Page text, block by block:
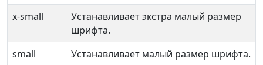
x-small
Устанавливает экстра малый размер
шрифта.
small
Устанавливает малый размер шрифта.